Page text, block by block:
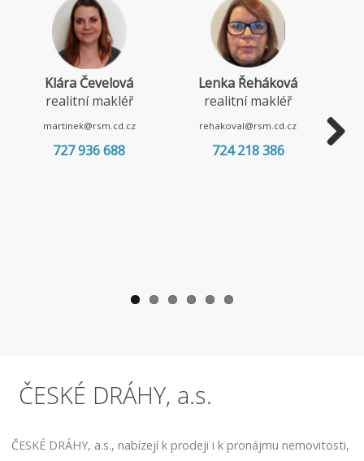
Klára Čevelová
realitní makléř
martinek@rsm.cd.cz
727 936 688
Lenka Řeháková
realitní makléř
rehakoval@rsm.cd.cz
724 218 386
ČESKÉ DRÁHY, a.s.
ČESKÉ DRÁHY, a.s., nabízejí k prodeji i k pronájmu nemovitosti,